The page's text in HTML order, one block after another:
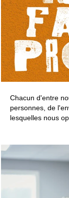
Chacun d'entre
personnes, de
lesquelles nous